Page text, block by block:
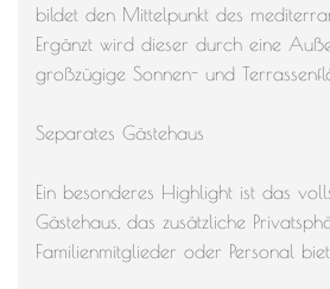
bildet den Mittelpunkt des
Ergänzt wird dieser durch eine
großzügige Sonnen- und
Separates Gästehaus
Ein besonderes Highlight ist das
Gästehaus, das zusätzliche
Familienmitglieder oder Personal